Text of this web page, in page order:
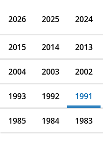
2026 2025 2024
2015 2014 2013
2004 2003 2002
1993 1992 1991
1985 1984 1983